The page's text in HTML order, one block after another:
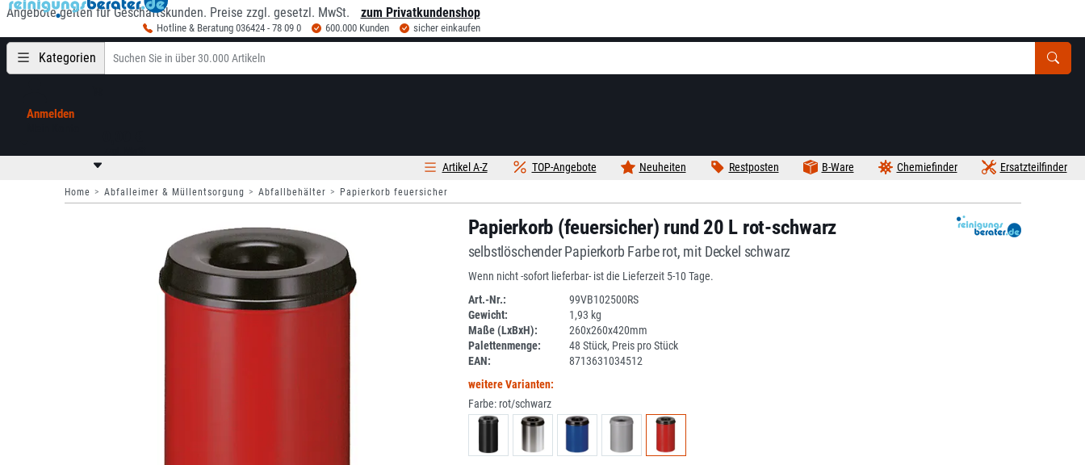
Angebote gelten für Geschäftskunden. Preise zzgl. gesetzl. MwSt. zum Privatkundenshop
Hotline & Beratung 036424 - 78 09 0 600.000 Kunden sicher einkaufen
Kategorien
Anmelden
Ersatzteilfinder
Chemiefinder
B-Ware
Restposten
Neuheiten
TOP-Angebote
Artikel A-Z
Home Abfalleimer & Müllentsorgung Abfallbehälter Papierkorb feuersicher
Papierkorb (feuersicher) rund 20 L rot-schwarz
selbstlöschender Papierkorb Farbe rot, mit Deckel schwarz
Wenn nicht -sofort lieferbar- ist die Lieferzeit 5-10 Tage.
Art.-Nr.:
99VB102500RS
Gewicht:
1,93 kg
Maße (LxBxH):
260x260x420mm
Palettenmenge:
48 Stück, Preis pro Stück
EAN:
8713631034512
weitere Varianten:
Farbe: rot/schwarz